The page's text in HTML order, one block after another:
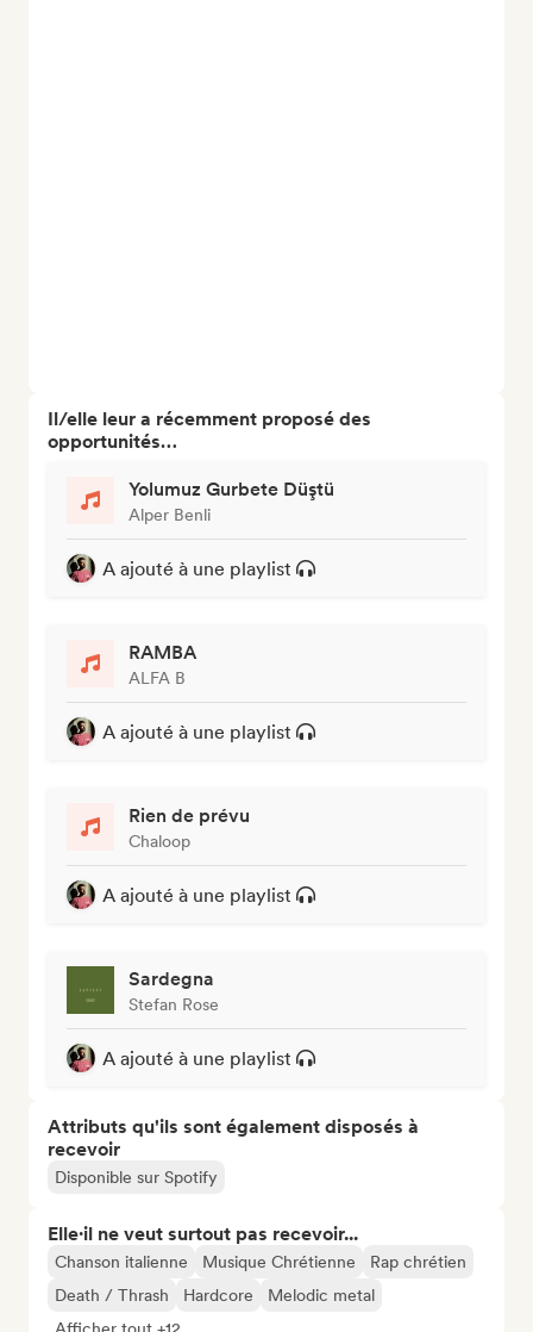
Il/elle leur a récemment proposé des
opportunités…
Yolumuz Gurbete Düştü
Alper Benli
A ajouté à une playlist
RAMBA
ALFA B
A ajouté à une playlist
Rien de prévu
Chaloop
A ajouté à une playlist
Sardegna
Stefan Rose
A ajouté à une playlist
Attributs qu'ils sont également disposés à
recevoir
Disponible sur Spotify
Elle·il ne veut surtout pas recevoir...
Chanson italienne Musique Chrétienne
Rap chrétien
Death / Thrash
Hardcore
Melodic metal